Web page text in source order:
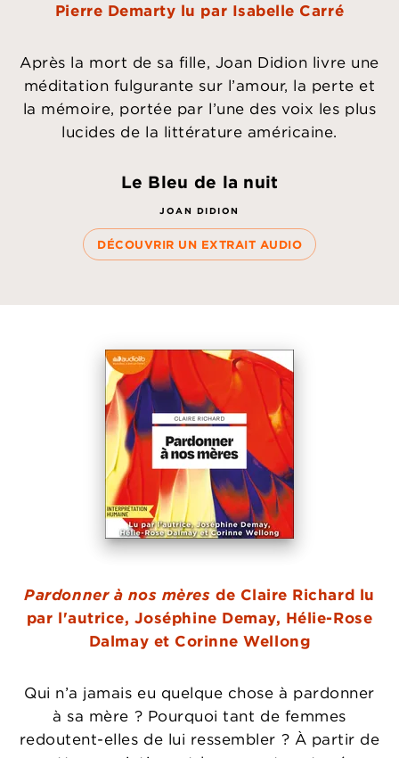
Pierre Demarty lu par Isabelle Carré
Après la mort de sa fille, Joan Didion livre une
méditation fulgurante sur l’amour, la perte et
la mémoire, portée par l’une des voix les plus
lucides de la littérature américaine.
Le Bleu de la nuit
JOAN DIDION
DÉCOUVRIR UN EXTRAIT AUDIO
Pardonner à nos mères de Claire Richard lu
par l'autrice, Joséphine Demay, Hélie-Rose
Dalmay et Corinne Wellong
Qui n’a jamais eu quelque chose à pardonner
à sa mère ? Pourquoi tant de femmes
redoutent-elles de lui ressembler ? À partir de